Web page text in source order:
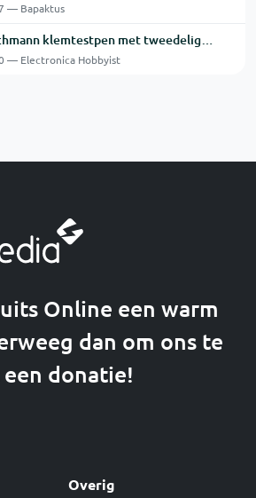
— Bapaktus
Flexibele Hirschmann klemtestpen met tweedelige klem.
— Electronica Hobbyist
Online een warm
dan om ons te
donatie!
Overig